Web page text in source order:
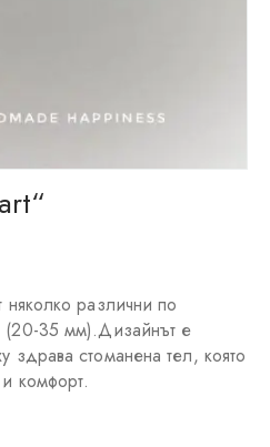
различни по
(20-35 мм).Дизайнът е
здрава стоманена тел, която
комфорт.